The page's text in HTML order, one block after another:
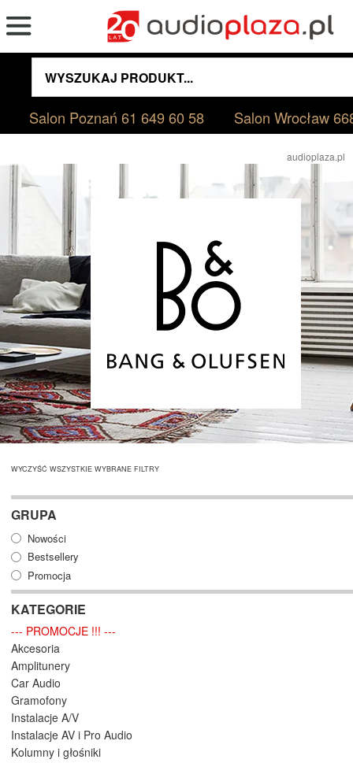
Salon Poznań61 649 60 58 Salon Wrocław
audioplaza.pl
WYCZYŚĆ WSZYSTKIE WYBRANE FILTRY
GRUPA
Nowości
Bestsellery
Promocja
KATEGORIE
--- PROMOCJE !!! ---
Akcesoria
Amplitunery
Car Audio
Gramofony
Instalacje A/V
Instalacje AV i Pro Audio
Kolumny i głośniki